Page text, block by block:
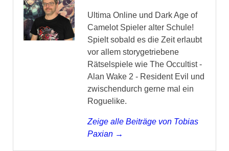
Ultima Online und Dark Age of
Camelot Spieler alter Schule!
Spielt sobald es die Zeit erlaubt
vor allem storygetriebene
Rätselspiele wie The Occultist -
Alan Wake 2 - Resident Evil und
zwischendurch gerne mal ein
Roguelike.
Zeige alle Beiträge von Tobias
Paxian →